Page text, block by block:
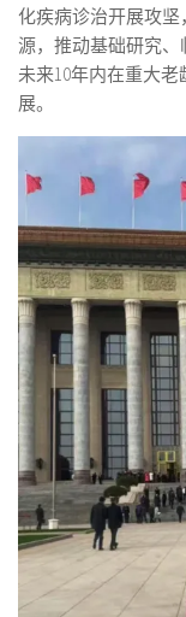
化疾病诊治开展攻
源，推动基础研究
未来10年内在重大
展。